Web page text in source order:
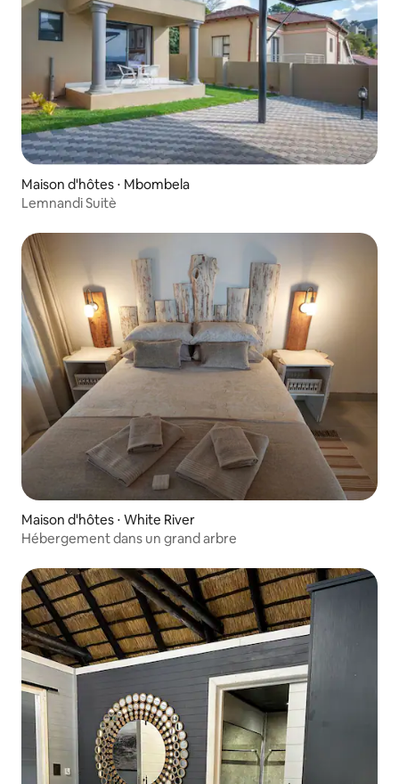
Maison d'hôtes ⋅ Mbombela
Lemnandi Suitè
Maison d'hôtes ⋅ White River
Hébergement dans un grand arbre